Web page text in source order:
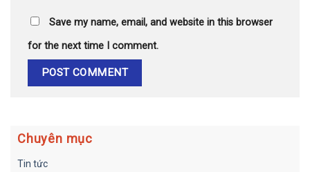
Save my name, email, and website in this browser
for the next time I comment.
Chuyên mục
Tin tức